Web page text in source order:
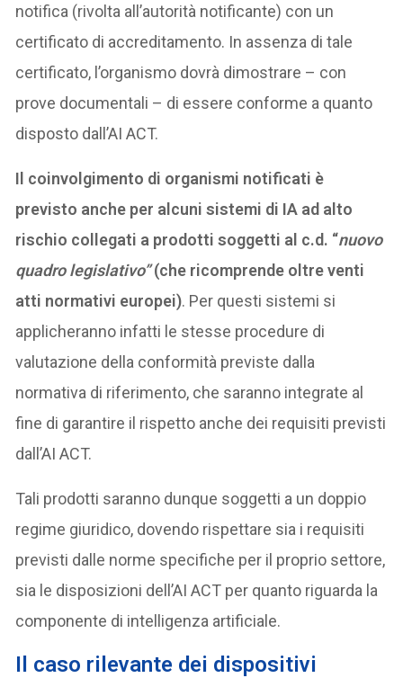
notifica (rivolta all’autorità notificante) con un
certificato di accreditamento. In assenza di tale
certificato, l’organismo dovrà dimostrare – con
prove documentali – di essere conforme a quanto
disposto dall’AI ACT.
Il coinvolgimento di organismi notificati è
previsto anche per alcuni sistemi di IA ad alto
rischio collegati a prodotti soggetti al c.d. “nuovo
quadro legislativo”(che ricomprende oltre venti
atti normativi europei). Per questi sistemi si
applicheranno infatti le stesse procedure di
valutazione della conformità previste dalla
normativa di riferimento, che saranno integrate al
fine di garantire il rispetto anche dei requisiti previsti
dall’AI ACT.
Tali prodotti saranno dunque soggetti a un doppio
regime giuridico, dovendo rispettare sia i requisiti
previsti dalle norme specifiche per il proprio settore,
sia le disposizioni dell’AI ACT per quanto riguarda la
componente di intelligenza artificiale.
Il caso rilevante dei dispositivi